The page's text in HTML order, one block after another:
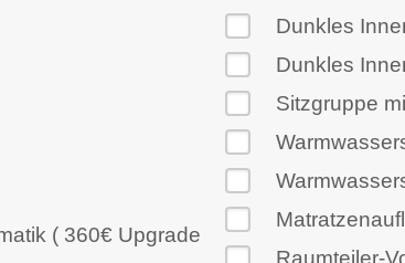
( 360€ Upgrade
Dunkles
Dunkles
Sitzgruppe
Raumteiler-